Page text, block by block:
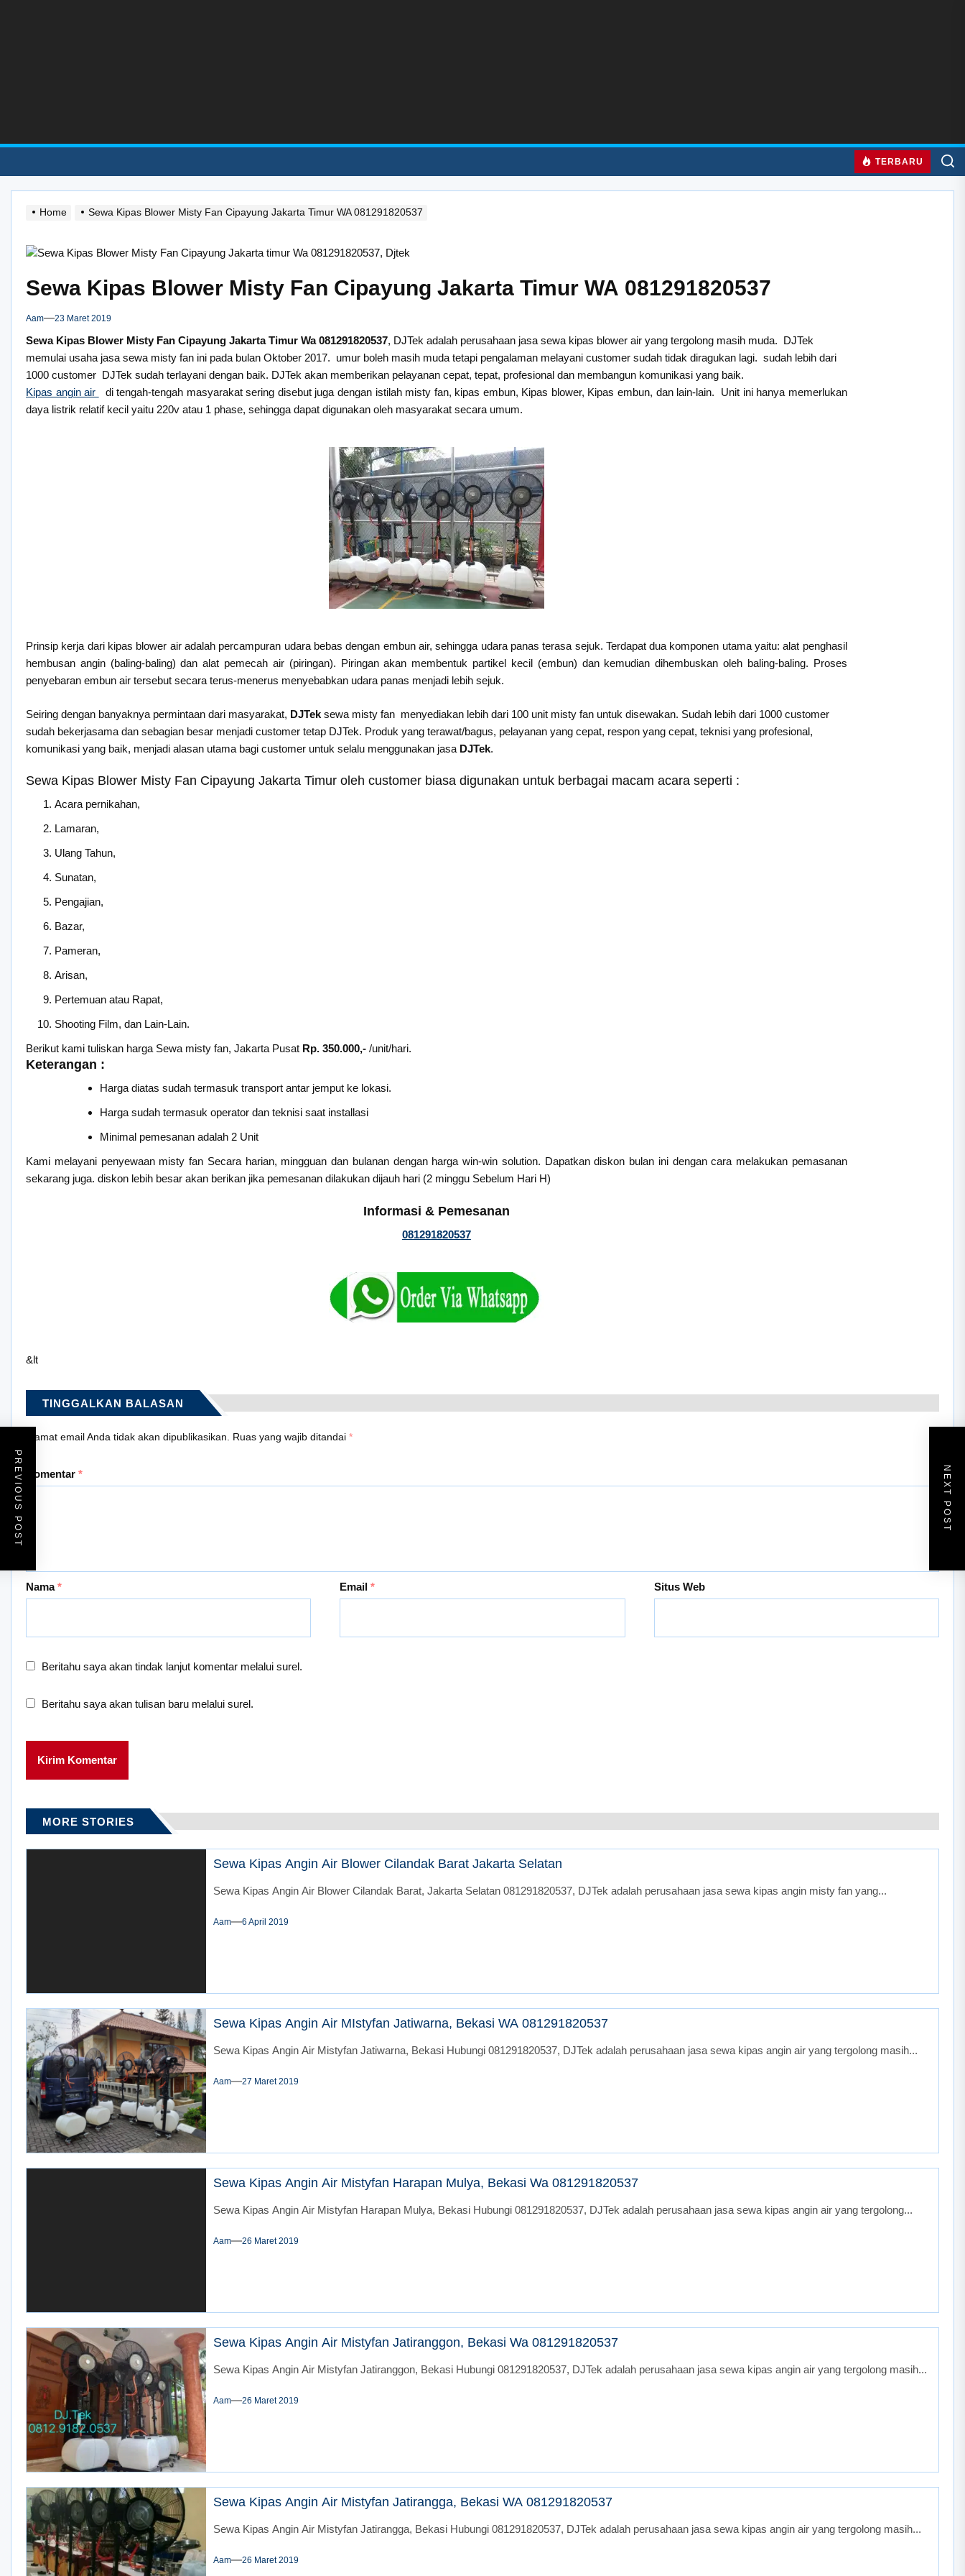
TERBARU
Home Sewa Kipas Blower Misty Fan Cipayung Jakarta Timur WA 081291820537
Sewa Kipas Blower Misty Fan Cipayung Jakarta Timur WA 081291820537
Aam 23 Maret 2019
Sewa Kipas Blower Misty Fan Cipayung Jakarta Timur Wa 081291820537, DJTek adalah perusahaan jasa sewa kipas blower air yang tergolong masih muda. DJTek
memulai usaha jasa sewa misty fan ini pada bulan Oktober 2017. umur boleh masih muda tetapi pengalaman melayani customer sudah tidak diragukan lagi. sudah lebih dari
1000 customer DJTek sudah terlayani dengan baik. DJTek akan memberikan pelayanan cepat, tepat, profesional dan membangun komunikasi yang baik.
Kipas angin air
di tengah-tengah masyarakat sering disebut juga dengan istilah misty fan, kipas embun, Kipas blower, Kipas embun, dan lain-lain. Unit ini hanya memerlukan
daya listrik relatif kecil yaitu 220v atau 1 phase, sehingga dapat digunakan oleh masyarakat secara umum.
Prinsip kerja dari kipas blower air adalah percampuran udara bebas dengan embun air, sehingga udara panas terasa sejuk. Terdapat dua komponen utama yaitu: alat penghasil
hembusan angin (baling-baling) dan alat pemecah air (piringan). Piringan akan membentuk partikel kecil (embun) dan kemudian dihembuskan oleh baling-baling. Proses
penyebaran embun air tersebut secara terus-menerus menyebabkan udara panas menjadi lebih sejuk.
Seiring dengan banyaknya permintaan dari masyarakat, DJTek sewa misty fan menyediakan lebih dari 100 unit misty fan untuk disewakan. Sudah lebih dari 1000 customer
sudah bekerjasama dan sebagian besar menjadi customer tetap DJTek. Produk yang terawat/bagus, pelayanan yang cepat, respon yang cepat, teknisi yang profesional,
komunikasi yang baik, menjadi alasan utama bagi customer untuk selalu menggunakan jasa DJTek.
Sewa Kipas Blower Misty Fan Cipayung Jakarta Timur oleh customer biasa digunakan untuk berbagai macam acara seperti :
Acara pernikahan,
Lamaran,
Ulang Tahun,
Sunatan,
Pengajian,
Bazar,
Pameran,
Arisan,
Pertemuan atau Rapat,
Shooting Film, dan Lain-Lain.
Berikut kami tuliskan harga Sewa misty fan, Jakarta Pusat Rp. 350.000,- /unit/hari.
Keterangan :
Harga diatas sudah termasuk transport antar jemput ke lokasi.
Harga sudah termasuk operator dan teknisi saat installasi
Minimal pemesanan adalah 2 Unit
Kami melayani penyewaan misty fan Secara harian, mingguan dan bulanan dengan harga win-win solution. Dapatkan diskon bulan ini dengan cara melakukan pemasanan
sekarang juga. diskon lebih besar akan berikan jika pemesanan dilakukan dijauh hari (2 minggu Sebelum Hari H)
Informasi & Pemesanan
081291820537
&lt
TINGGALKAN BALASAN
Alamat email Anda tidak akan dipublikasikan. Ruas yang wajib ditandai *
Komentar *
Nama* Email* Situs Web
Beritahu saya akan tindak lanjut komentar melalui surel.
Beritahu saya akan tulisan baru melalui surel.
PREVIOUS POST NEXT POST
MORE STORIES
Sewa Kipas Angin Air Blower Cilandak Barat Jakarta Selatan
Sewa Kipas Angin Air Blower Cilandak Barat, Jakarta Selatan 081291820537, DJTek adalah perusahaan jasa sewa kipas angin misty fan yang...
Aam 6 April 2019
Sewa Kipas Angin Air MIstyfan Jatiwarna, Bekasi WA 081291820537
Sewa Kipas Angin Air Mistyfan Jatiwarna, Bekasi Hubungi 081291820537, DJTek adalah perusahaan jasa sewa kipas angin air yang tergolong masih...
Aam 27 Maret 2019
Sewa Kipas Angin Air Mistyfan Harapan Mulya, Bekasi Wa 081291820537
Sewa Kipas Angin Air Mistyfan Harapan Mulya, Bekasi Hubungi 081291820537, DJTek adalah perusahaan jasa sewa kipas angin air yang tergolong...
Aam 26 Maret 2019
Sewa Kipas Angin Air Mistyfan Jatiranggon, Bekasi Wa 081291820537
Sewa Kipas Angin Air Mistyfan Jatiranggon, Bekasi Hubungi 081291820537, DJTek adalah perusahaan jasa sewa kipas angin air yang tergolong masih...
Aam 26 Maret 2019
Sewa Kipas Angin Air Mistyfan Jatirangga, Bekasi WA 081291820537
Sewa Kipas Angin Air Mistyfan Jatirangga, Bekasi Hubungi 081291820537, DJTek adalah perusahaan jasa sewa kipas angin air yang tergolong masih...
Aam 26 Maret 2019